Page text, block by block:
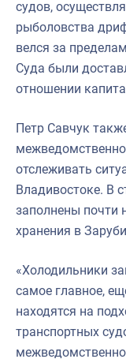
судов,
рыболовства
велся за
Суда были
отношении
Петр Савчук
отслеживать
Владивостоке. В
заполнены почти
хранения в
«Холодильники
самое главное,
находятся на
транспортных